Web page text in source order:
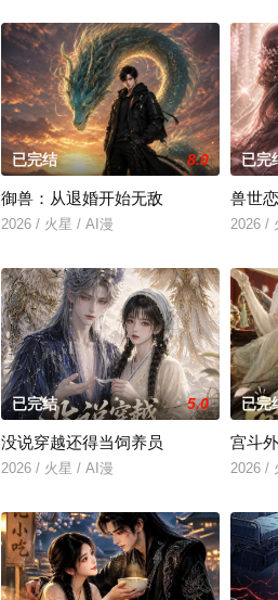
已完结 8.0
御兽：从退婚开始无敌
2026 / 火星 / AI漫
已完
兽世
2026 /
已完结 5.0
没说穿越还得当饲养员
2026 / 火星 / AI漫
已完
宫斗
2026 /